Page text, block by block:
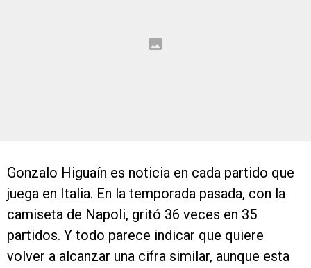
Gonzalo Higuaín es noticia en cada partido que
juega en Italia. En la temporada pasada, con la
camiseta de Napoli, gritó 36 veces en 35
partidos. Y todo parece indicar que quiere
volver a alcanzar una cifra similar, aunque esta